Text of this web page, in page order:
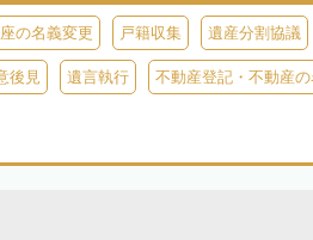
津郡檜枝岐村
の名義変更 戸籍収集 遺産分割協議
後見 遺言執行 不動産登記・不動産